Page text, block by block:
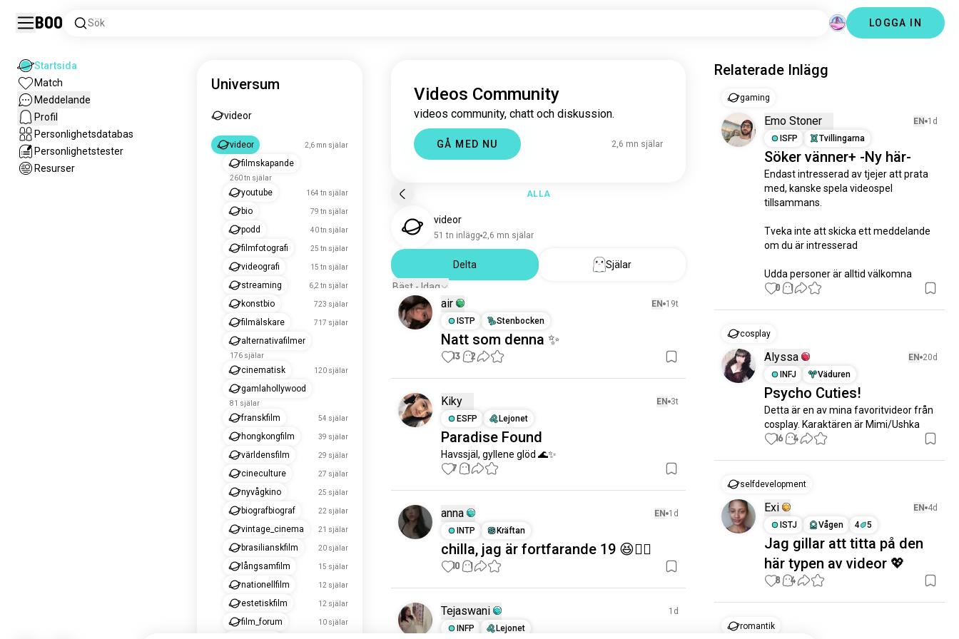
Boo Sök LOGGA IN
Startsida
Match
Meddelande
Profil
Personlighetsdatabas
Personlighetstester
Resurser
Universum
videor
videor 2,6 mn själar
filmskapande
260 tn själar
youtube 164 tn själar
bio 79 tn själar
podd 40 tn själar
filmfotografi 25 tn själar
videografi 15 tn själar
streaming 6,2 tn själar
konstbio 723 själar
filmälskare 717 själar
alternativafilmer
176 själar
cinematisk 120 själar
gamlahollywood
81 själar
franskfilm 54 själar
hongkongfilm 39 själar
världensfilm 29 själar
cineculture 27 själar
nyvågkino 25 själar
biografbiograf 22 själar
vintage_cinema 21 själar
brasilianskfilm 20 själar
långsamfilm 15 själar
nationellfilm 12 själar
estetiskfilm 12 själar
film_forum 10 själar
Videos Community
videos community, chatt och diskussion.
GÅ MED NU 2,6 mn själar
ALLA
videor
51 tn inlägg 2,6 mn själar
Delta
Själar
Bäst - Idag
air EN 19t
ISTP
Stenbocken
Natt som denna ✨
13 2
Kiky EN 3t
ESFP
Lejonet
Paradise Found
Havssjäl, gyllene glöd 🌊✨
7 1
anna EN 1d
INTP
Kräftan
chilla, jag är fortfarande 19 😆☝🏻
10 1
Tejaswani
1d
INFP
Lejonet
Relaterade Inlägg
gaming
Emo Stoner EN 1d
ISFP
Tvillingarna
Söker vänner+ -Ny här-
Endast intresserad av tjejer att prata
med, kanske spela videospel
tillsammans.
Tveka inte att skicka ett meddelande
om du är intresserad
Udda personer är alltid välkomna
0 1
cosplay
Alyssa EN 20d
INFJ
Väduren
Psycho Cuties!
Detta är en av mina favoritvideor från
cosplay. Karaktären är Mimi/Ushka
16 4
selfdevelopment
Exi EN 4d
ISTJ
Vågen 4 5
Jag gillar att titta på den
här typen av videor 💖
8 4
romantik